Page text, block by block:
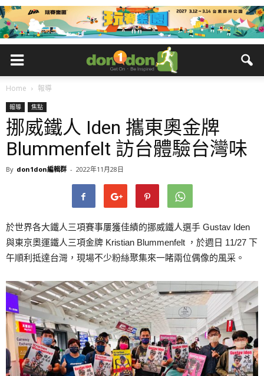
Home 報導
報導 焦點
挪威鐵人 Iden 攜東奧金牌
Blummenfelt 訪台體驗台灣味
By don1don編輯群 - 2022年11月28日
於世界各大鐵人三項賽事屢獲佳績的挪威鐵人選手 Gustav Iden
與東京奧運鐵人三項金牌 Kristian Blummenfelt ，於週日 11/27 下
午順利抵達台灣，現場不少粉絲聚集來一睹兩位偶像的風采。